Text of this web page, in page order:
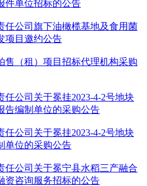
件单位招标的公告
任公司旗下油橄榄基地及食用菌
项目邀约公告
售（租）项目招标代理机构采购
任公司关于冕挂2023-4-2号地块
告编制单位的采购公告
任公司关于冕挂2023-4-2号地块
单位的采购公告
任公司关于冕宁县水稻三产融合
资咨询服务招标的公告